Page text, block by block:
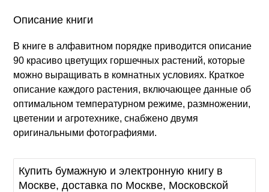
Описание книги
В книге в алфавитном порядке приводится описание
90 красиво цветущих горшечных растений, которые
можно выращивать в комнатных условиях. Краткое
описание каждого растения, включающее данные об
оптимальном температурном режиме, размножении,
цветении и агротехнике, снабжено двумя
оригинальными фотографиями.
Купить бумажную и электронную книгу в
Москве, доставка по Москве, Московской